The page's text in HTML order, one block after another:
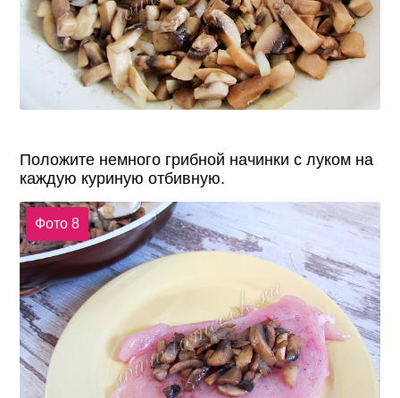
Положите немного грибной начинки с луком на
каждую куриную отбивную.
Фото 8